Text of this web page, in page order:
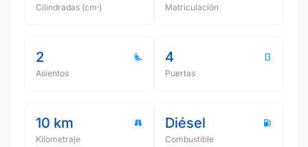
Cilindradas (cmᵌ) Matriculación
2
Asientos
4
Puertas
10 km
Kilometraje
Diésel
Combustible